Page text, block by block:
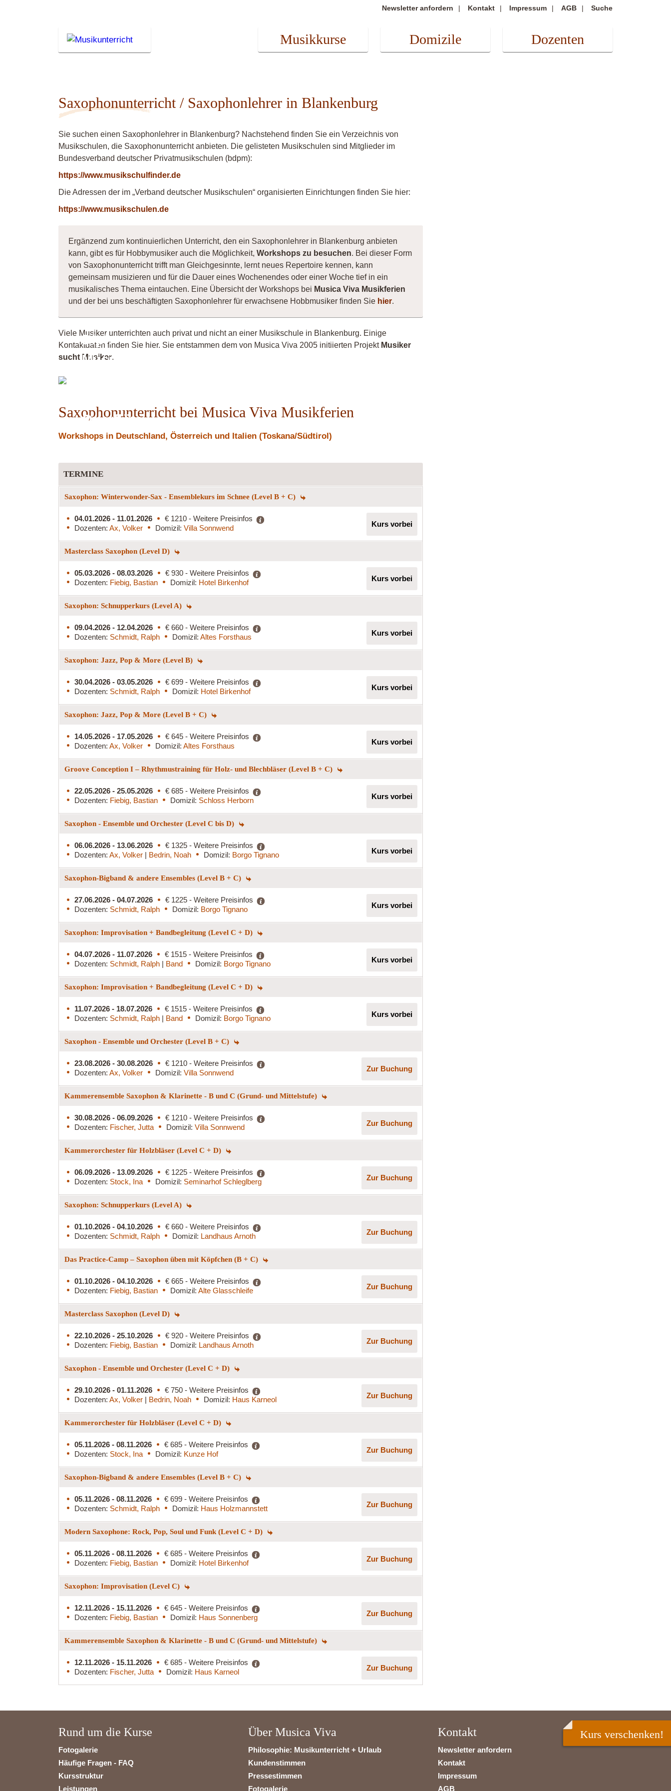
Newsletter anfordern Kontakt Impressum AGB Suche
Musikkurse Domizile Dozenten
Saxophonunterricht / Saxophonlehrer in Blankenburg
Sie suchen einen Saxophonlehrer in Blankenburg? Nachstehend finden Sie ein Verzeichnis von
Musikschulen, die Saxophonunterricht anbieten. Die gelisteten Musikschulen sind Mitglieder im
Bundesverband deutscher Privatmusikschulen (bdpm):
https://www.musikschulfinder.de
Die Adressen der im „Verband deutscher Musikschulen“ organisierten Einrichtungen finden Sie hier:
https://www.musikschulen.de
Ergänzend zum kontinuierlichen Unterricht, den ein Saxophonlehrer in Blankenburg anbieten
kann, gibt es für Hobbymusiker auch die Möglichkeit, Workshops zu besuchen. Bei dieser Form
von Saxophonunterricht trifft man Gleichgesinnte, lernt neues Repertoire kennen, kann
gemeinsam musizieren und für die Dauer eines Wochenendes oder einer Woche tief in ein
musikalisches Thema eintauchen. Eine Übersicht der Workshops bei Musica Viva Musikferien
und der bei uns beschäftigten Saxophonlehrer für erwachsene Hobbmusiker finden Sie hier.
Viele Musiker unterrichten auch privat und nicht an einer Musikschule in Blankenburg. Einige
Kontaktdaten finden Sie hier. Sie entstammen dem von Musica Viva 2005 initiierten Projekt Musiker
sucht Musiker.
Dipl.-
Musiker
Querflöte
Saxophonunterricht bei Musica Viva Musikferien
Workshops in Deutschland, Österreich und Italien (Toskana/Südtirol)
TERMINE
Saxophon: Winterwonder-Sax - Ensemblekurs im Schnee (Level B + C)
04.01.2026 - 11.01.2026
€ 1210 - Weitere Preisinfos
Dozenten: Ax, Volker Domizil: Villa Sonnwend Kurs vorbei
Masterclass Saxophon (Level D)
05.03.2026 - 08.03.2026
€ 930 - Weitere Preisinfos
Dozenten: Fiebig, Bastian Domizil: Hotel Birkenhof Kurs vorbei
Saxophon: Schnupperkurs (Level A)
09.04.2026 - 12.04.2026
€ 660 - Weitere Preisinfos
Dozenten: Schmidt, Ralph Domizil: Altes Forsthaus Kurs vorbei
Saxophon: Jazz, Pop & More (Level B)
30.04.2026 - 03.05.2026
€ 699 - Weitere Preisinfos
Dozenten: Schmidt, Ralph Domizil: Hotel Birkenhof Kurs vorbei
Saxophon: Jazz, Pop & More (Level B + C)
14.05.2026 - 17.05.2026
€ 645 - Weitere Preisinfos
Dozenten: Ax, Volker Domizil: Altes Forsthaus Kurs vorbei
Groove Conception I – Rhythmustraining für Holz- und Blechbläser (Level B + C)
22.05.2026 - 25.05.2026
€ 685 - Weitere Preisinfos
Dozenten: Fiebig, Bastian Domizil: Schloss Herborn Kurs vorbei
Saxophon - Ensemble und Orchester (Level C bis D)
06.06.2026 - 13.06.2026
€ 1325 - Weitere Preisinfos
Dozenten: Ax, Volker | Bedrin, Noah Domizil: Borgo Tignano Kurs vorbei
Saxophon-Bigband & andere Ensembles (Level B + C)
27.06.2026 - 04.07.2026
€ 1225 - Weitere Preisinfos
Dozenten: Schmidt, Ralph Domizil: Borgo Tignano Kurs vorbei
Saxophon: Improvisation + Bandbegleitung (Level C + D)
04.07.2026 - 11.07.2026
€ 1515 - Weitere Preisinfos
Dozenten: Schmidt, Ralph | Band Domizil: Borgo Tignano Kurs vorbei
Saxophon: Improvisation + Bandbegleitung (Level C + D)
11.07.2026 - 18.07.2026
€ 1515 - Weitere Preisinfos
Dozenten: Schmidt, Ralph | Band Domizil: Borgo Tignano Kurs vorbei
Saxophon - Ensemble und Orchester (Level B + C)
23.08.2026 - 30.08.2026
€ 1210 - Weitere Preisinfos
Dozenten: Ax, Volker Domizil: Villa Sonnwend Zur Buchung
Kammerensemble Saxophon & Klarinette - B und C (Grund- und Mittelstufe)
30.08.2026 - 06.09.2026
€ 1210 - Weitere Preisinfos
Dozenten: Fischer, Jutta Domizil: Villa Sonnwend Zur Buchung
Kammerorchester für Holzbläser (Level C + D)
06.09.2026 - 13.09.2026
€ 1225 - Weitere Preisinfos
Dozenten: Stock, Ina Domizil: Seminarhof Schleglberg Zur Buchung
Saxophon: Schnupperkurs (Level A)
01.10.2026 - 04.10.2026
€ 660 - Weitere Preisinfos
Dozenten: Schmidt, Ralph Domizil: Landhaus Arnoth Zur Buchung
Das Practice-Camp – Saxophon üben mit Köpfchen (B + C)
01.10.2026 - 04.10.2026
€ 665 - Weitere Preisinfos
Dozenten: Fiebig, Bastian Domizil: Alte Glasschleife Zur Buchung
Masterclass Saxophon (Level D)
22.10.2026 - 25.10.2026
€ 920 - Weitere Preisinfos
Dozenten: Fiebig, Bastian Domizil: Landhaus Arnoth Zur Buchung
Saxophon - Ensemble und Orchester (Level C + D)
29.10.2026 - 01.11.2026
€ 750 - Weitere Preisinfos
Dozenten: Ax, Volker | Bedrin, Noah Domizil: Haus Karneol Zur Buchung
Kammerorchester für Holzbläser (Level C + D)
05.11.2026 - 08.11.2026
€ 685 - Weitere Preisinfos
Dozenten: Stock, Ina Domizil: Kunze Hof Zur Buchung
Saxophon-Bigband & andere Ensembles (Level B + C)
05.11.2026 - 08.11.2026
€ 699 - Weitere Preisinfos
Dozenten: Schmidt, Ralph Domizil: Haus Holzmannstett Zur Buchung
Modern Saxophone: Rock, Pop, Soul und Funk (Level C + D)
05.11.2026 - 08.11.2026
€ 685 - Weitere Preisinfos
Dozenten: Fiebig, Bastian Domizil: Hotel Birkenhof Zur Buchung
Saxophon: Improvisation (Level C)
12.11.2026 - 15.11.2026
€ 645 - Weitere Preisinfos
Dozenten: Fiebig, Bastian Domizil: Haus Sonnenberg Zur Buchung
Kammerensemble Saxophon & Klarinette - B und C (Grund- und Mittelstufe)
12.11.2026 - 15.11.2026
€ 685 - Weitere Preisinfos
Dozenten: Fischer, Jutta Domizil: Haus Karneol Zur Buchung
Rund um die Kurse
Fotogalerie
Häufige Fragen - FAQ
Kursstruktur
Leistungen
Über Musica Viva
Philosophie: Musikunterricht + Urlaub
Kundenstimmen
Pressestimmen
Fotogalerie
Kontakt
Newsletter anfordern
Kontakt
Impressum
AGB
Kurs verschenken!